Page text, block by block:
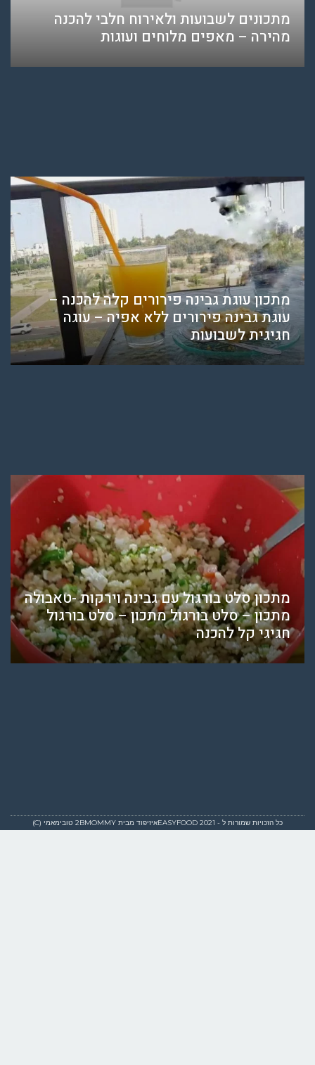
מתכונים לשבועות ולאירוח חלבי להכנה
מהירה – מאפים מלוחים ועוגות
מתכון עוגת גבינה פירורים קלה להכנה –
עוגת גבינה פירורים ללא אפיה – עוגה
חגיגית לשבועות
מתכון סלט בורגול עם גבינה וירקות -טאבולה
מתכון – סלט בורגול מתכון – סלט בורגול
חגיגי קל להכנה
כל הזכויות שמורות ל - EASYFOOD 2021איזיפוד מבית 2BMOMMY טובימאמי (C)